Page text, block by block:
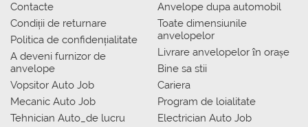
Contacte
Condiții de returnare
Politica de confidențialitate
A deveni furnizor de
anvelope
Vopsitor Auto Job
Mecanic Auto Job
Tehnician Auto_de lucru
Anvelope dupa automobil
Toate dimensiunile
anvelopelor
Livrare anvelopelor în orașe
Bine sa stii
Cariera
Program de loialitate
Electrician Auto Job